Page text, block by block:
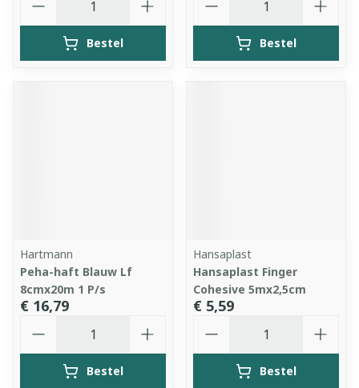
Bestel Bestel
Hartmann
Peha-haft Blauw Lf
8cmx20m 1 P/s
€ 16,79
Bestel
Hansaplast
Hansaplast Finger
Cohesive 5mx2,5cm
€ 5,59
Bestel